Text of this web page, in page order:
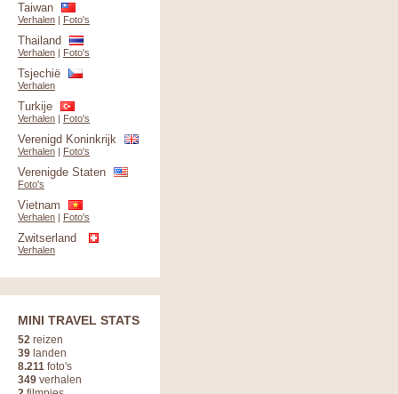
Taiwan
Verhalen | Foto's
Thailand
Verhalen | Foto's
Tsjechië
Verhalen
Turkije
Verhalen | Foto's
Verenigd Koninkrijk
Verhalen | Foto's
Verenigde Staten
Foto's
Vietnam
Verhalen | Foto's
Zwitserland
Verhalen
MINI TRAVEL STATS
52 reizen
39 landen
8.211 foto's
349 verhalen